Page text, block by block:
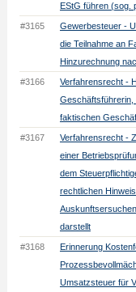
EStG führen (sog.
#3165
Gewerbesteuer -
die Teilnahme an
Hinzurechnung
#3166
Verfahrensrecht -
Geschäftsführerin,
faktischen
#3167
Verfahrensrecht -
einer
dem
rechtlichen
darstellt
#3168
Erinnerung
Umsatzsteuer für